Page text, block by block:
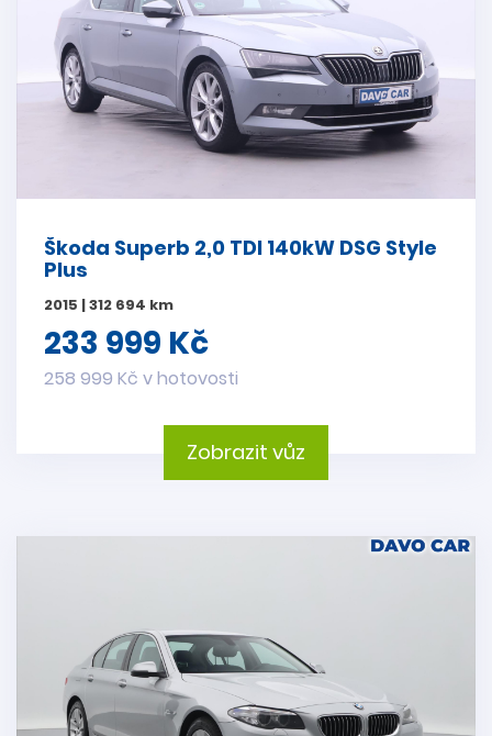
Škoda Superb 2,0 TDI 140kW DSG Style
Plus
2015 | 312 694 km
233 999 Kč
258 999 Kč v hotovosti
Zobrazit vůz